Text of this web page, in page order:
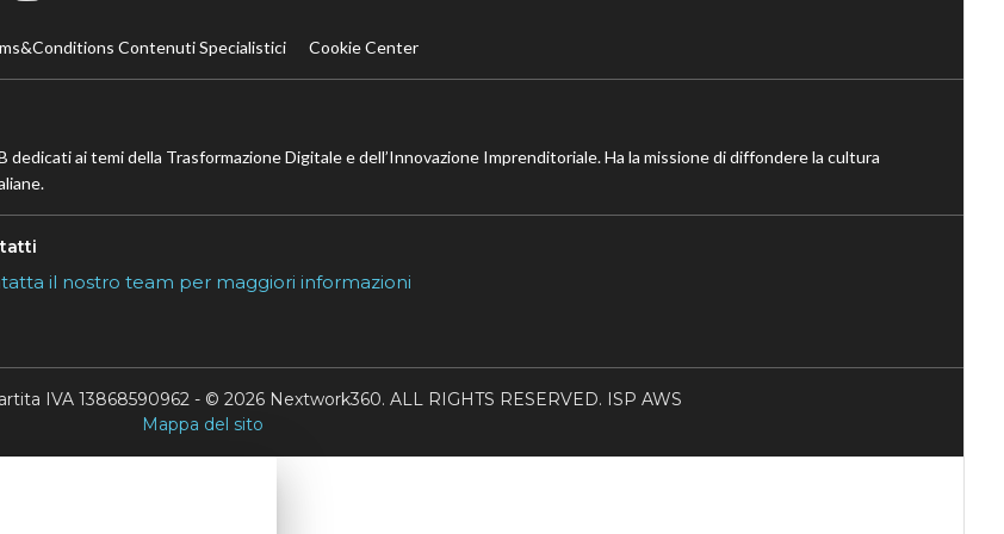
Contenuti Specialistici Cookie Center
ai temi della Trasformazione Digitale e dell’Innovazione Imprenditoriale. Ha la missione di diffondere la cultura
il nostro team per maggiori informazioni
IVA 13868590962 - © 2026 Nextwork360. ALL RIGHTS RESERVED. ISP AWS
Mappa del sito